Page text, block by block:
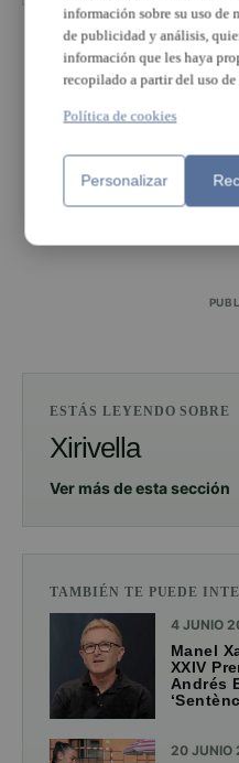
ESTÁS LEYENDO SOBRE
Xirivella
Ver más de esta sección
TAMBIÉN TE PUEDE
4 JUNIO
Manel
XXIV
Andrés
20 JUNIO
información sobre su uso de
de publicidad y análisis,
información que les haya
recopilado a partir del uso de
Política de cookies
Personalizar